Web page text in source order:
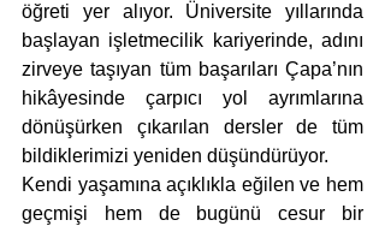
öğreti yer alıyor. Üniversite yıllarında
başlayan işletmecilik kariyerinde, adını
zirveye taşıyan tüm başarıları Çapa’nın
hikâyesinde çarpıcı yol ayrımlarına
dönüşürken çıkarılan dersler de tüm
bildiklerimizi yeniden düşündürüyor.
Kendi yaşamına açıklıkla eğilen ve hem
geçmişi hem de bugünü cesur bir